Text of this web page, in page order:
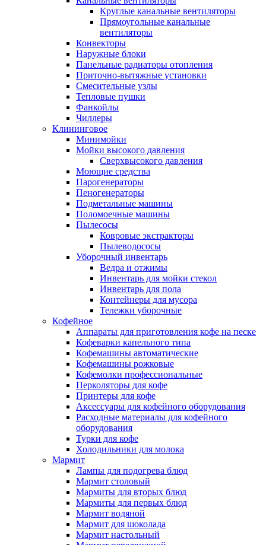
Круглые канальные вентиляторы
Прямоугольные канальные
вентиляторы
Конвекторы
Наружные блоки
Панельные радиаторы отопления
Приточно-вытяжные установки
Смесительные узлы
Тепловые пушки
Фанкойлы
Чиллеры
Клининговое
Минимойки
Мойки высокого давления
Сверхвысокого давления
Моющие средства
Парогенераторы
Пеногенераторы
Подметальные машины
Поломоечные машины
Пылесосы
Ковровые экстракторы
Пылеводососы
Уборочный инвентарь
Ведра и отжимы
Инвентарь для мойки стекол
Инвентарь для пола
Контейнеры для мусора
Тележки уборочные
Кофейное
Аппараты для приготовления кофе на песке
Кофеварки капельного типа
Кофемашины автоматические
Кофемашины рожковые
Кофемолки профессиональные
Перколяторы для кофе
Принтеры для кофе
Аксессуары для кофейного оборудования
Расходные материалы для кофейного
оборудования
Турки для кофе
Холодильники для молока
Мармит
Лампы для подогрева блюд
Мармит столовый
Мармиты для вторых блюд
Мармиты для первых блюд
Мармит водяной
Мармит для шоколада
Мармит настольный